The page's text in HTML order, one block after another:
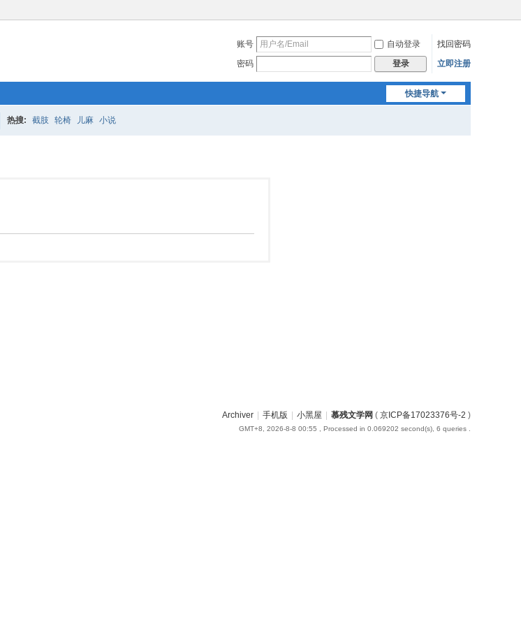
账号 自动登录
找回密码
密码
登录 立即注册
快捷导航
热搜: 截肢 轮椅 儿麻 小说
Archiver 手机版 小黑屋 慕残文学网 ( 京ICP备17023376号-2 )
GMT+8, 2026-8-8 00:55 , Processed in 0.069202 second(s), 6 queries .